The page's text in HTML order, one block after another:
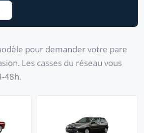
pour demander votre pare
Les casses du réseau vous
48h.